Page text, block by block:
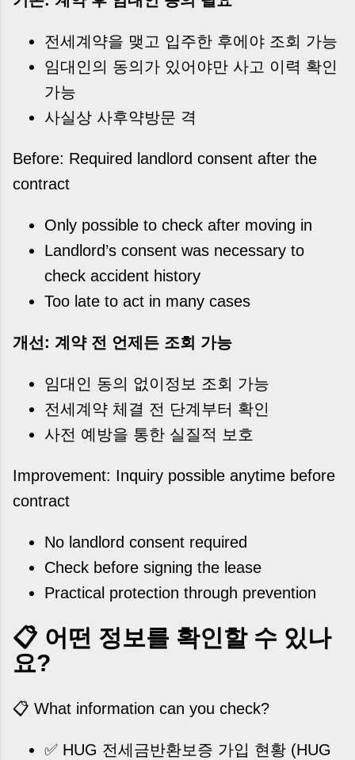
전세계약을 맺고 입주한 후에야 조회 가능
임대인의 동의가 있어야만 사고 이력 확인
가능
사실상 사후약방문 격
Before: Required landlord consent after the
contract
Only possible to check after moving in
Landlord’s consent was necessary to
check accident history
Too late to act in many cases
개선: 계약 전 언제든 조회 가능
임대인 동의 없이정보 조회 가능
전세계약 체결 전 단계부터 확인
사전 예방을 통한 실질적 보호
Improvement: Inquiry possible anytime before
contract
No landlord consent required
Check before signing the lease
Practical protection through prevention
📋 어떤 정보를 확인할 수 있나
요?
📋 What information can you check?
✅ HUG 전세금반환보증 가입 현황 (HUG